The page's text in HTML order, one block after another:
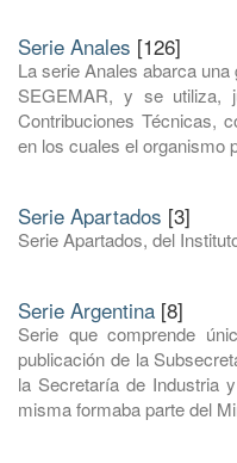
Serie Anales [126]
La serie Anales abarca
SEGEMAR, y se utiliza,
Contribuciones Técnicas,
en los cuales el organismo
Serie Apartados [3]
Serie Apartados, del
Serie Argentina [8]
Serie que comprende
publicación de la
la Secretaría de Industria
misma formaba parte del